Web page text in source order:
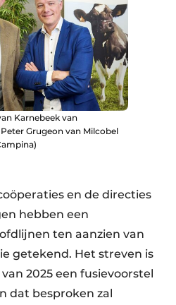
Karnebeek van
Grugeon van Milcobel
en de directies
hebben een
ten aanzien van
getekend. Het streven is
2025 een fusievoorstel
dat besproken zal